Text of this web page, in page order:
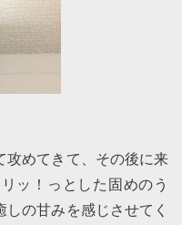
攻めてきて、その後に来
ッ！っとした固めのう
の甘みを感じさせてく